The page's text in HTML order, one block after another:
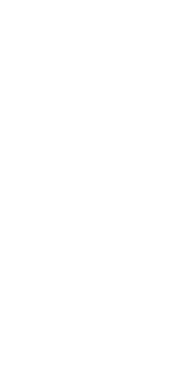
לה למדנו לצפות
במקביל לתצרוכת